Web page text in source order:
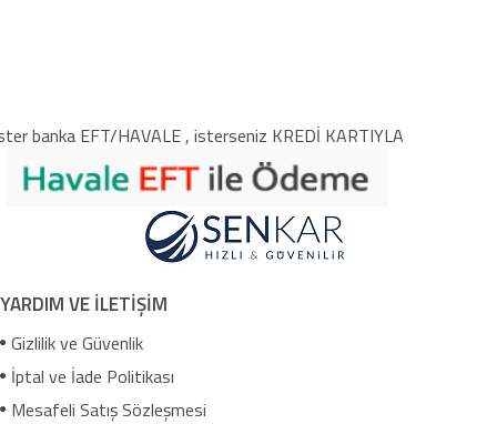
banka EFT/HAVALE , isterseniz KREDİ KARTIYLA
YARDIM VE İLETİŞİM
Gizlilik ve Güvenlik
İptal ve İade Politikası
Mesafeli Satış Sözleşmesi